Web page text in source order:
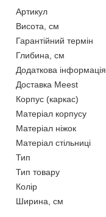
Артикул
Висота, см
Гарантійний термін
Глибина, см
Додаткова інформація
Доставка Meest
Корпус (каркас)
Матеріал корпусу
Матеріал ніжок
Матеріал стільниці
Тип
Тип товару
Колір
Ширина, см